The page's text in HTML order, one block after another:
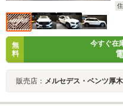
無
料
今すぐ在
販売店： メルセデス・ベンツ厚